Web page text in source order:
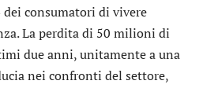
consumatori di vivere
La perdita di 50 milioni di
due anni, unitamente a una
nei confronti del settore,